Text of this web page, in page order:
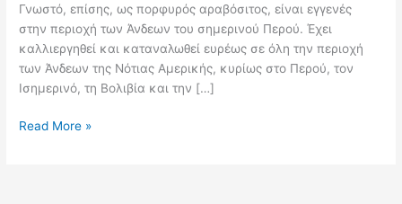
Γνωστό, επίσης, ως πορφυρός αραβόσιτος, είναι εγγενές
στην περιοχή των Άνδεων του σημερινού Περού. Έχει
καλλιεργηθεί και καταναλωθεί ευρέως σε όλη την περιοχή
των Άνδεων της Νότιας Αμερικής, κυρίως στο Περού, τον
Ισημερινό, τη Βολιβία και την […]
Read More »